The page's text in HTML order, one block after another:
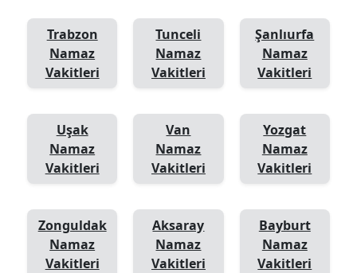
Trabzon
Namaz
Vakitleri
Tunceli
Namaz
Vakitleri
Şanlıurfa
Namaz
Vakitleri
Uşak
Namaz
Vakitleri
Van
Namaz
Vakitleri
Yozgat
Namaz
Vakitleri
Zonguldak
Namaz
Vakitleri
Aksaray
Namaz
Vakitleri
Bayburt
Namaz
Vakitleri